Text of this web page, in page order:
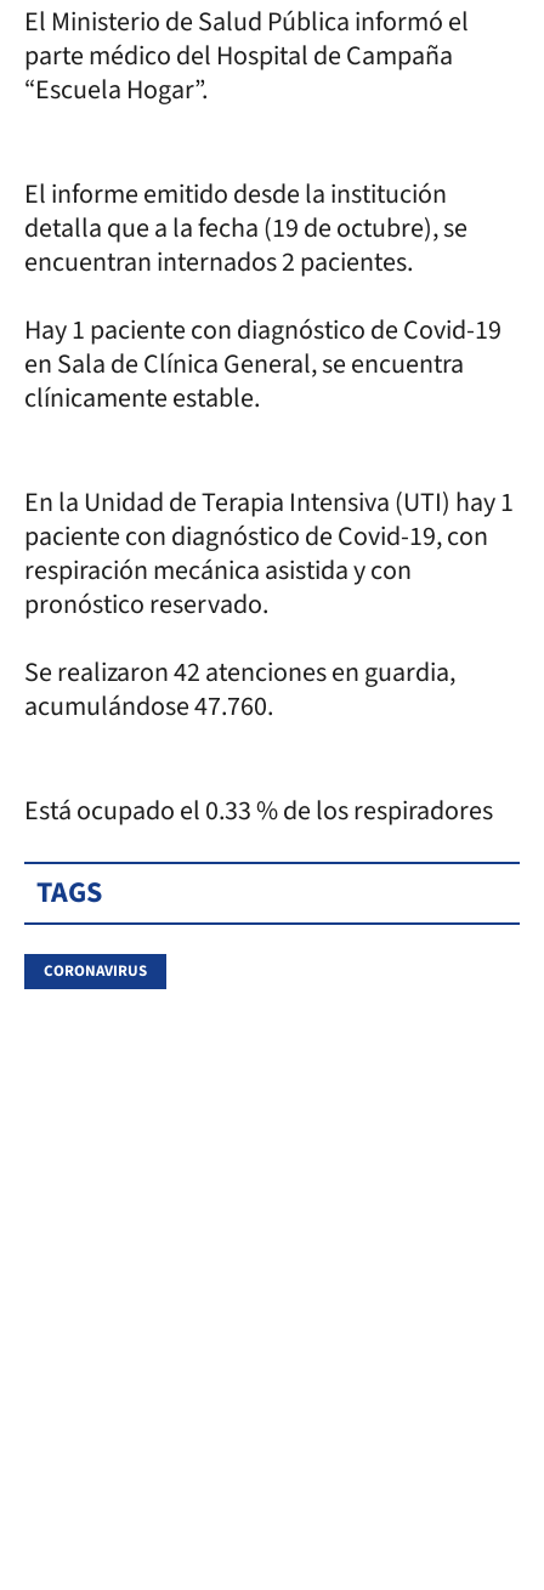
El Ministerio de Salud Pública informó el
parte médico del Hospital de Campaña
“Escuela Hogar”.
El informe emitido desde la institución
detalla que a la fecha (19 de octubre), se
encuentran internados 2 pacientes.
Hay 1 paciente con diagnóstico de Covid-19
en Sala de Clínica General, se encuentra
clínicamente estable.
En la Unidad de Terapia Intensiva (UTI) hay 1
paciente con diagnóstico de Covid-19, con
respiración mecánica asistida y con
pronóstico reservado.
Se realizaron 42 atenciones en guardia,
acumulándose 47.760.
Está ocupado el 0.33 % de los respiradores
TAGS
CORONAVIRUS